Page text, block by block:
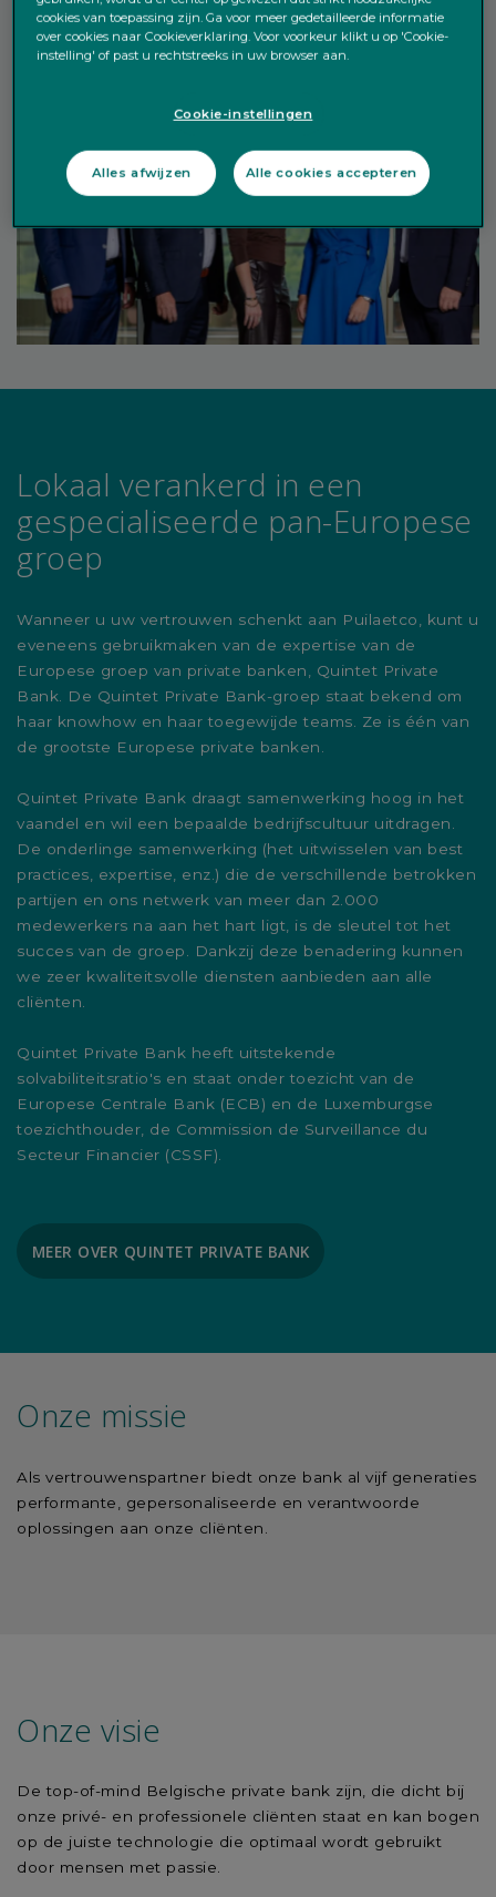
Lokaal verankerd in een
gespecialiseerde pan-Europese
groep
Wanneer u uw vertrouwen schenkt aan Puilaetco, kunt u
eveneens gebruikmaken van de expertise van de
Europese groep van private banken, Quintet Private
Bank. De Quintet Private Bank-groep staat bekend om
haar knowhow en haar toegewijde teams. Ze is één van
de grootste Europese private banken.
Quintet Private Bank draagt samenwerking hoog in het
vaandel en wil een bepaalde bedrijfscultuur uitdragen.
De onderlinge samenwerking (het uitwisselen van best
practices, expertise, enz.) die de verschillende betrokken
partijen en ons netwerk van meer dan 2.000
medewerkers na aan het hart ligt, is de sleutel tot het
succes van de groep. Dankzij deze benadering kunnen
we zeer kwaliteitsvolle diensten aanbieden aan alle
cliënten.
Quintet Private Bank heeft uitstekende
solvabiliteitsratio's en staat onder toezicht van de
Europese Centrale Bank (ECB) en de Luxemburgse
toezichthouder, de Commission de Surveillance du
Secteur Financier (CSSF).
MEER OVER QUINTET PRIVATE BANK
Onze missie
Als vertrouwenspartner biedt onze bank al vijf generaties
performante, gepersonaliseerde en verantwoorde
oplossingen aan onze cliënten.
Onze visie
De top-of-mind Belgische private bank zijn, die dicht bij
onze privé- en professionele cliënten staat en kan bogen
op de juiste technologie die optimaal wordt gebruikt
door mensen met passie.
cookies van toepassing zijn. Ga voor meer gedetailleerde informatie
over cookies naar Cookieverklaring. Voor voorkeur klikt u op 'Cookie-
instelling' of past u rechtstreeks in uw browser aan.
Cookie-instellingen
Alles afwijzen Alle cookies accepteren